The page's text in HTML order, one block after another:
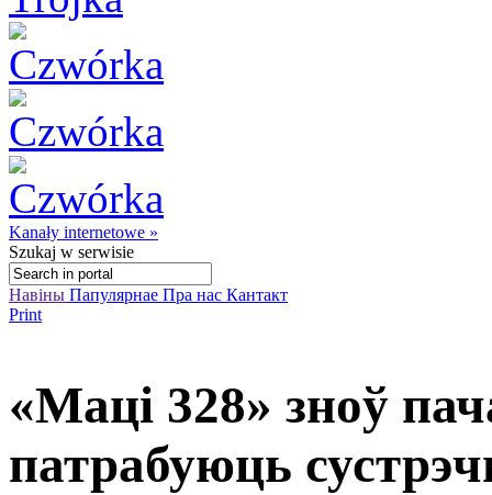
Kanały internetowe »
Szukaj w serwisie
Навіны Папулярнае Пра нас Кантакт
Print
«Маці 328» зноў
патрабуюць